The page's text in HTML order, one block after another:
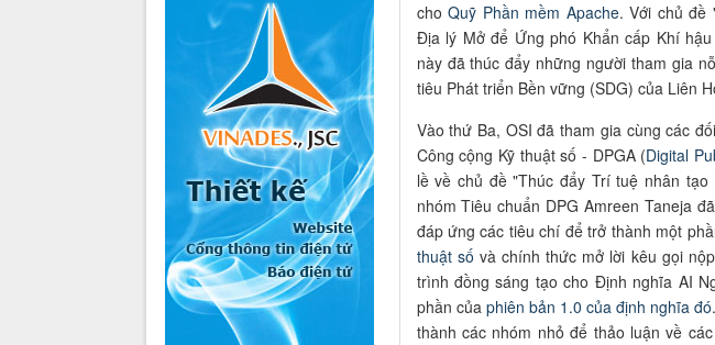
choQuỹ Phần mềm Apache. Với chủ đề
Địa lý Mở để Ứng phó Khẩn cấp Khí
này đã thúc đẩy những người tham gia
tiêu Phát triển Bền vững (SDG) của Liên
Vào thứ Ba, OSI đã tham gia cùng các
Công cộng Kỹ thuật số - DPGA (Digital
lề về chủ đề "Thúc đẩy Trí tuệ nhân
nhóm Tiêu chuẩn DPG Amreen Taneja
đáp ứng các tiêu chí để trở thành một
thuật số và chính thức mở lời kêu gọi
trình đồng sáng tạo cho Định nghĩa AI
phần của phiên bản 1.0 của định nghĩa đó
thành các nhóm nhỏ để thảo luận về